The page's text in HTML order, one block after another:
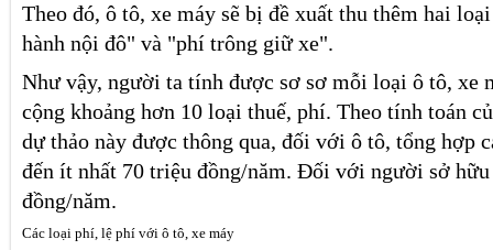
Theo đó, ô tô, xe máy sẽ bị đề xuất thu thêm hai
hành nội đô" và "phí trông giữ xe".
Như vậy, người ta tính được sơ sơ mỗi loại ô tô, xe
cộng khoảng hơn 10 loại thuế, phí. Theo tính toán
dự thảo này được thông qua, đối với ô tô, tổng hợp
đến ít nhất 70 triệu đồng/năm. Đối với người sở
đồng/năm.
Các loại phí, lệ phí với ô tô, xe máy